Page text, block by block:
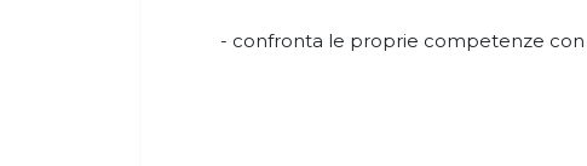
- confronta le proprie competenze